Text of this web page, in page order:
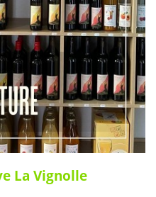
La Vignolle